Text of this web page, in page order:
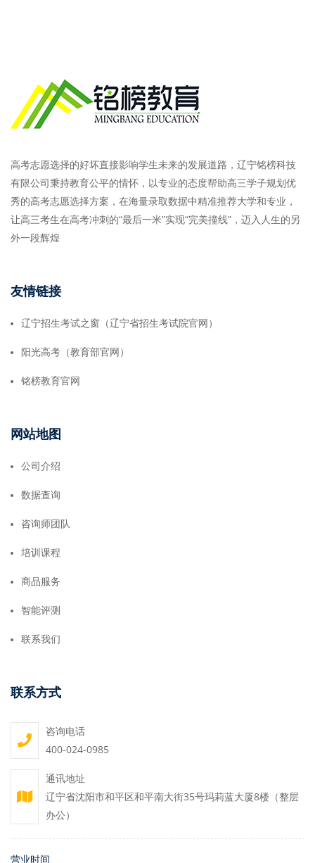
高考志愿选择的好坏直接影响学生未来的发展道路，辽宁铭榜科技
有限公司秉持教育公平的情怀，以专业的态度帮助高三学子规划优
秀的高考志愿选择方案，在海量录取数据中精准推荐大学和专业，
让高三考生在高考冲刺的“最后一米”实现“完美撞线”，迈入人生的另
外一段辉煌
友情链接
辽宁招生考试之窗（辽宁省招生考试院官网）
阳光高考（教育部官网）
铭榜教育官网
网站地图
公司介绍
数据查询
咨询师团队
培训课程
商品服务
智能评测
联系我们
联系方式
咨询电话
400-024-0985
通讯地址
辽宁省沈阳市和平区和平南大街35号玛莉蓝大厦8楼（整层
办公）
营业时间